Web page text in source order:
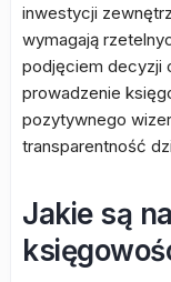
inwestycji
wymagają
podjęciem decyzji
prowadzenie
pozytywnego
transparentność
Jakie są